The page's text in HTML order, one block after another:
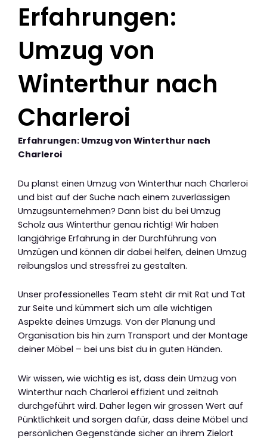
Erfahrungen:
Umzug von
Winterthur nach
Charleroi
Erfahrungen: Umzug von Winterthur nach
Charleroi
Du planst einen Umzug von Winterthur nach Charleroi
und bist auf der Suche nach einem zuverlässigen
Umzugsunternehmen? Dann bist du bei Umzug
Scholz aus Winterthur genau richtig! Wir haben
langjährige Erfahrung in der Durchführung von
Umzügen und können dir dabei helfen, deinen Umzug
reibungslos und stressfrei zu gestalten.
Unser professionelles Team steht dir mit Rat und Tat
zur Seite und kümmert sich um alle wichtigen
Aspekte deines Umzugs. Von der Planung und
Organisation bis hin zum Transport und der Montage
deiner Möbel – bei uns bist du in guten Händen.
Wir wissen, wie wichtig es ist, dass dein Umzug von
Winterthur nach Charleroi effizient und zeitnah
durchgeführt wird. Daher legen wir grossen Wert auf
Pünktlichkeit und sorgen dafür, dass deine Möbel und
persönlichen Gegenstände sicher an ihrem Zielort